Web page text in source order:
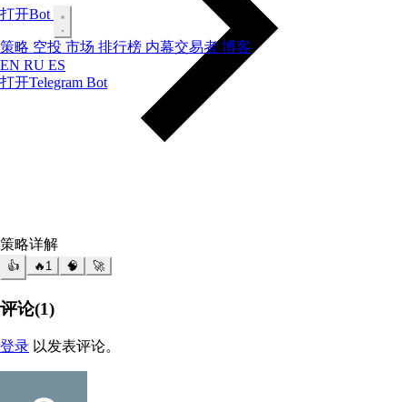
打开Bot
策略 空投 市场 排行榜 内幕交易者 博客
EN RU ES
打开Telegram Bot
策略详解
👍 🔥 1 🧠 🚀
评论(1)
登录 以发表评论。